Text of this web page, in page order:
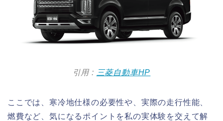
引用 : 三菱自動車HP
ここでは、寒冷地仕様の必要性や、実際の走行性能、
燃費など、気になるポイントを私の実体験を交えて解
レクサス